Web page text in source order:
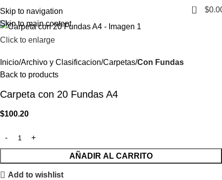
Skip to navigation
Skip to main content
0 $
Click to enlarge
Inicio Archivo y Clasificacion Carpetas Con Fundas
Back to products
Carpeta con 20 Fundas A4
$100.20
AÑADIR AL CARRITO
Add to wishlist